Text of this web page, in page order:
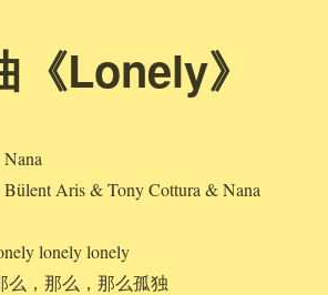
Lonely》
Aris & Tony Cottura & Nana
lonely lonely
么，那么，那么孤独